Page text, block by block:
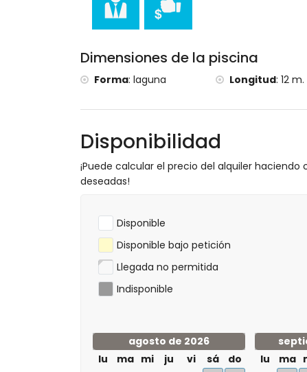
Deportes
tenis, piragüismo, kayak, pesca, buceo,
senderismo, ciclismo de montaña,
apartamento)
Dimensiones de la piscina
Forma: laguna Longitud: 12 m.
Disponibilidad
¡Puede calcular el precio del alquiler
deseadas!
Disponible
Disponible bajo petición
Llegada no permitida
Indisponible
agosto de 2026
lu
ma mi ju vi sá do
lu
ma